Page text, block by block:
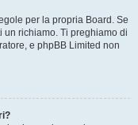
per la propria Board. Se
un richiamo. Ti preghiamo di
e phpBB Limited non